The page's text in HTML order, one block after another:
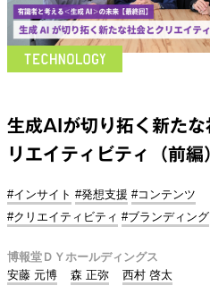
生成AIが切り拓く新たな
リエイティビティ（前編
#インサイト #発想支援 #コンテンツ
#クリエイティビティ #ブランディング
博報堂ＤＹホールディングス
安藤 元博
森 正弥
西村 啓太